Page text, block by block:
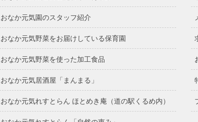
おなか元気園のスタッフ紹介
おなか元気野菜をお届けしている保育園
おなか元気野菜を使った加工食品
おなか元気居酒屋「まんまる」
おなか元気れすとらん ほとめき庵（道の駅くるめ内）